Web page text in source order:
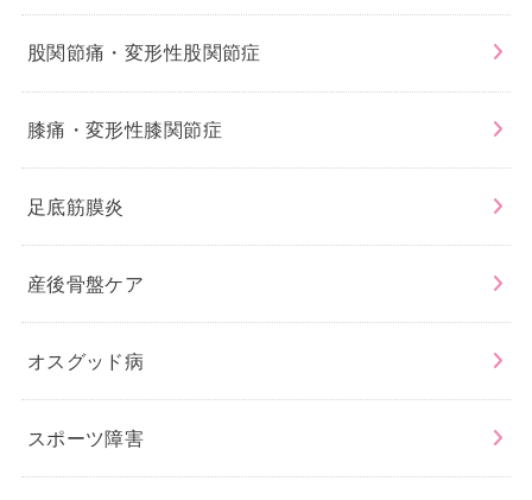
股関節痛・変形性股関節症
膝痛・変形性膝関節症
足底筋膜炎
産後骨盤ケア
オスグッド病
スポーツ障害